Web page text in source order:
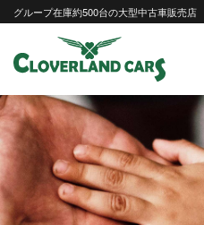
Skip
content
グループ在庫約500台の大型中古車販売店